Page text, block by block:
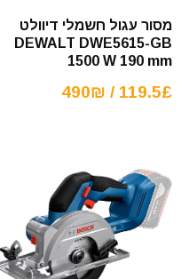
מסור עגול חשמלי דיוולט
DEWALT DWE5615-GB
1500 W 190 mm
119.5£ / 490₪